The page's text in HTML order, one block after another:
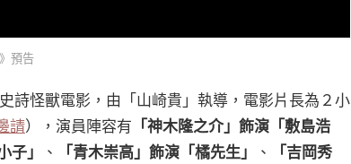
預告
詩怪獸電影，由「山崎貴」執導，電影片長為２小
請），演員陣容有 「神木隆之介」飾演「敷島浩
子」 、 「青木崇高」飾演「橘先生」 、
「吉岡秀